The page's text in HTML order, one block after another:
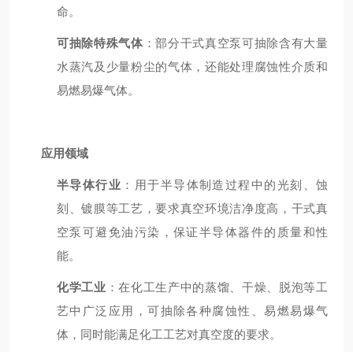
命。
可抽除特殊气体：部分干式真空泵可抽除含有大量
水蒸汽及少量粉尘的气体，还能处理腐蚀性介质和
易燃易爆气体。
应用领域
半导体行业 ：用于半导体制造过程中的光刻、蚀
刻、镀膜等工艺，要求真空环境洁净度高，干式真
空泵可避免油污染，保证半导体器件的质量和性
能。
化学工业 ：在化工生产中的蒸馏、干燥、脱泡等工
艺中广泛应用，可抽除各种腐蚀性、易燃易爆气
体，同时能满足化工工艺对真空度的要求。